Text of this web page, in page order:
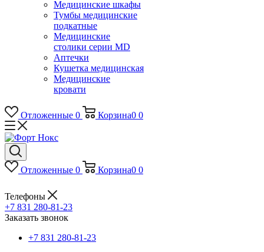
Медицинские шкафы
Тумбы медицинские
подкатные
Медицинские
столики серии MD
Аптечки
Кушетка медицинская
Медицинские
кровати
Отложенные 0 Корзина0 0
Отложенные 0 Корзина0 0
Телефоны
+7 831 280-81-23
Заказать звонок
+7 831 280-81-23